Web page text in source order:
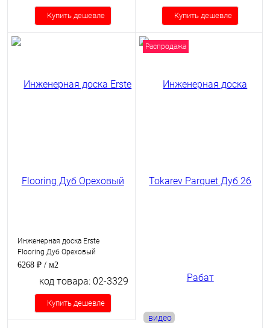
Купить дешевле Купить дешевле
Инженерная доска Erste
Flooring Дуб Ореховый
6268 ₽ / м2
код товара: 02-3329
Купить дешевле
Распродажа
видео